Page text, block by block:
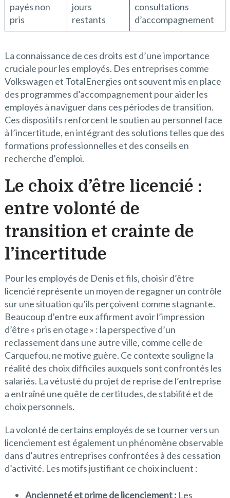
payés non
pris
jours
restants
consultations
d’accompagnement
La connaissance de ces droits est d’une importance
cruciale pour les employés. Des entreprises comme
Volkswagen et TotalEnergies ont souvent mis en place
des programmes d’accompagnement pour aider les
employés à naviguer dans ces périodes de transition.
Ces dispositifs renforcent le soutien au personnel face
à l’incertitude, en intégrant des solutions telles que des
formations professionnelles et des conseils en
recherche d’emploi.
Le choix d’être licencié :
entre volonté de
transition et crainte de
l’incertitude
Pour les employés de Denis et fils, choisir d’être
licencié représente un moyen de regagner un contrôle
sur une situation qu’ils perçoivent comme stagnante.
Beaucoup d’entre eux affirment avoir l’impression
d’être « pris en otage » : la perspective d’un
reclassement dans une autre ville, comme celle de
Carquefou, ne motive guère. Ce contexte souligne la
réalité des choix difficiles auxquels sont confrontés les
salariés. La vétusté du projet de reprise de l’entreprise
a entraîné une quête de certitudes, de stabilité et de
choix personnels.
La volonté de certains employés de se tourner vers un
licenciement est également un phénomène observable
dans d’autres entreprises confrontées à des cessation
d’activité. Les motifs justifiant ce choix incluent :
Ancienneté et prime de licenciement : Les